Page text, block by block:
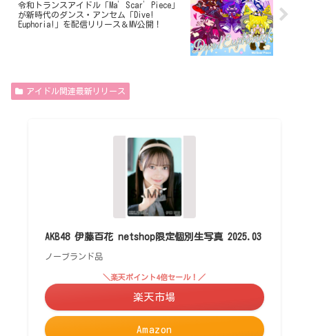
令和トランスアイドル「Ma’Scar’Piece」
が新時代のダンス・アンセム「Dive!
Euphoria!」を配信リリース＆MV公開！
アイドル関連最新リリース
AKB48 伊藤百花 netshop限定個別生写真 2025.03
ノーブランド品
Amazon
＼楽天ポイント4倍セール！／
楽天市場